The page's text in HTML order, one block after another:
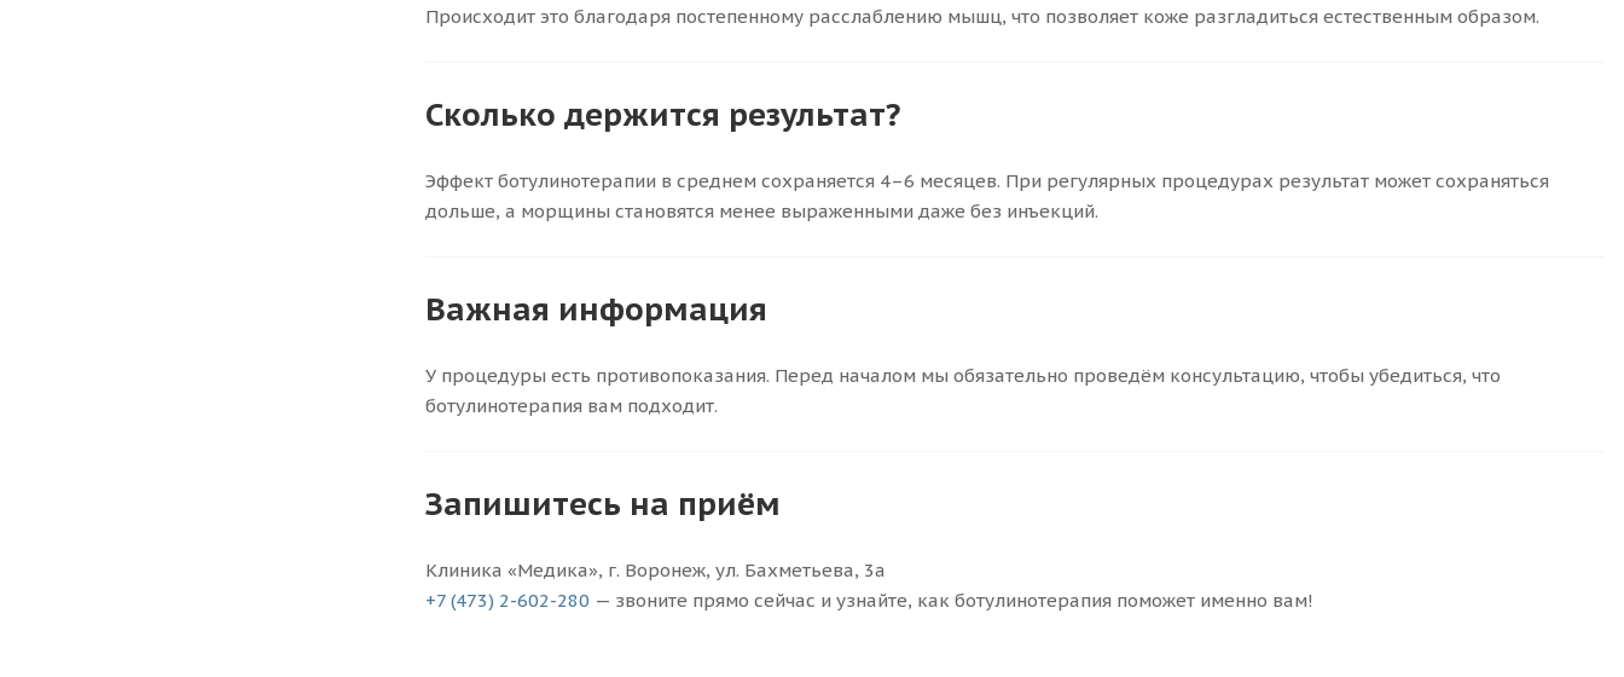
Происходит это благодаря постепенному расслаблению мышц, что позволяет коже разгладиться естественным образом.
Сколько держится результат?
Эффект ботулинотерапии в среднем сохраняется 4–6 месяцев. При регулярных процедурах результат может сохраняться
дольше, а морщины становятся менее выраженными даже без инъекций.
Важная информация
У процедуры есть противопоказания. Перед началом мы обязательно проведём консультацию, чтобы убедиться, что
ботулинотерапия вам подходит.
Запишитесь на приём
Клиника «Медика», г. Воронеж, ул. Бахметьева, 3а
+7 (473) 2-602-280 — звоните прямо сейчас и узнайте, как ботулинотерапия поможет именно вам!